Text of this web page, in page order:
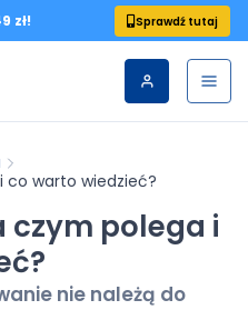
zł! Sprawdź tutaj
co warto wiedzieć?
czym polega i
nie należą do